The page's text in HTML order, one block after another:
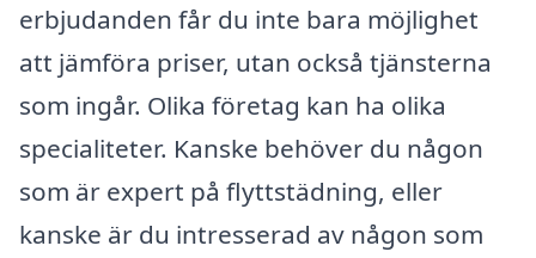
erbjudanden får du inte bara möjlighet
att jämföra priser, utan också tjänsterna
som ingår. Olika företag kan ha olika
specialiteter. Kanske behöver du någon
som är expert på flyttstädning, eller
kanske är du intresserad av någon som